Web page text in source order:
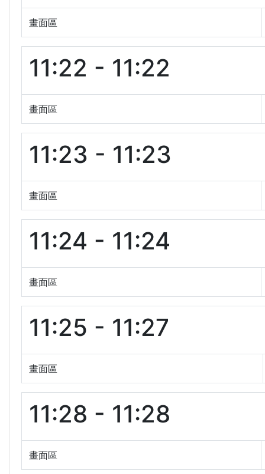
畫面區
11:22 - 11:22
畫面區
11:23 - 11:23
畫面區
11:24 - 11:24
畫面區
11:25 - 11:27
畫面區
11:28 - 11:28
畫面區